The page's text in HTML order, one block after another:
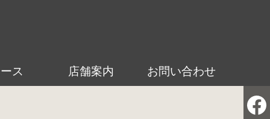
ス 店舗案内 お問い合わせ